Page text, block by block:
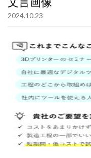
2024.10.23